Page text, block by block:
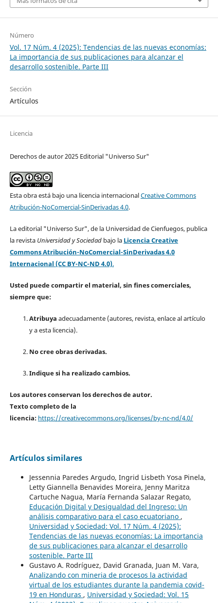
Número
Vol. 17 Núm. 4 (2025): Tendencias de las nuevas economías:
La importancia de sus publicaciones para alcanzar el
desarrollo sostenible. Parte III
Sección
Artículos
Licencia
Derechos de autor 2025 Editorial "Universo Sur"
Esta obra está bajo una licencia internacionalCreative Commons
Atribución-NoComercial-SinDerivadas 4.0.
La editorial "Universo Sur", de la Universidad de Cienfuegos, publica
la revista Universidad y Sociedad bajo la Licencia Creative
Commons Atribución-NoComercial-SinDerivadas 4.0
Internacional (CC BY-NC-ND 4.0).
Usted puede compartir el material, sin fines comerciales,
siempre que:
Atribuya adecuadamente (autores, revista, enlace al artículo
y a esta licencia).
No cree obras derivadas.
Indique si ha realizado cambios.
Los autores conservan los derechos de autor.
Texto completo de la
licencia: https://creativecommons.org/licenses/by-nc-nd/4.0/
Artículos similares
Jessennia Paredes Argudo, Ingrid Lisbeth Yosa Pinela,
Letty Giannella Benavides Moreira, Jenny Maritza
Cartuche Nagua, María Fernanda Salazar Regato,
Educación Digital y Desigualdad del Ingreso: Un
análisis comparativo para el caso ecuatoriano ,
Universidad y Sociedad: Vol. 17 Núm. 4 (2025):
Tendencias de las nuevas economías: La importancia
de sus publicaciones para alcanzar el desarrollo
sostenible. Parte III
Gustavo A. Rodríguez, David Granada, Juan M. Vara,
Analizando con mineria de procesos la actividad
virtual de los estudiantes durante la pandemia covid-
19 en Honduras , Universidad y Sociedad: Vol. 15